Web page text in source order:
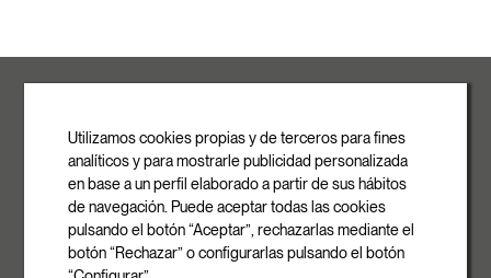
Ronda de la Font Grossa, 15 Pol. Ind. La Gavarra
08540 Centelles | Barcelona
E-mail
info@rovasi.com
Telefon
Utilizamos cookies propias y de terceros para fines
analíticos y para mostrarle publicidad personalizada
en base a un perfil elaborado a partir de sus hábitos
de navegación. Puede aceptar todas las cookies
pulsando el botón “Aceptar”, rechazarlas mediante el
botón “Rechazar” o configurarlas pulsando el botón